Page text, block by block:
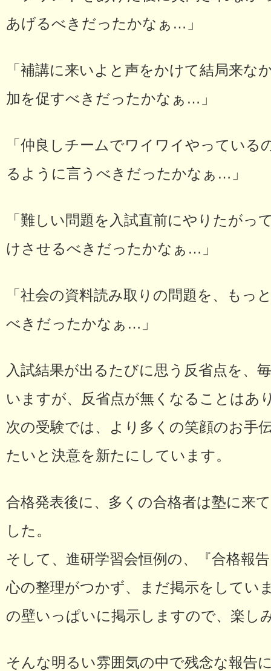
あげるべきだったかなぁ…」
「補講に来いよと声をかけて結局来な
加を促すべきだったかなぁ…」
「仲良しチームでワイワイやっている
るように言うべきだったかなぁ…」
「難しい問題を入試直前にやりたがっ
けさせるべきだったかなぁ…」
「社会の資料読み取りの問題を、もっ
べきだったかなぁ…」
入試結果が出るたびに思う反省点を、
いますが、反省点が無くなることはあ
次の受験では、より多くの笑顔のお手
たいと決意を新たにしています。
合格発表後に、多くの合格者は塾に来
した。
そして、進研学習会恒例の、『合格報
心の整理がつかず、まだ掲示をしてい
の壁いっぱいに掲示しますので、楽し
そんな明るい雰囲気の中で残念な報告